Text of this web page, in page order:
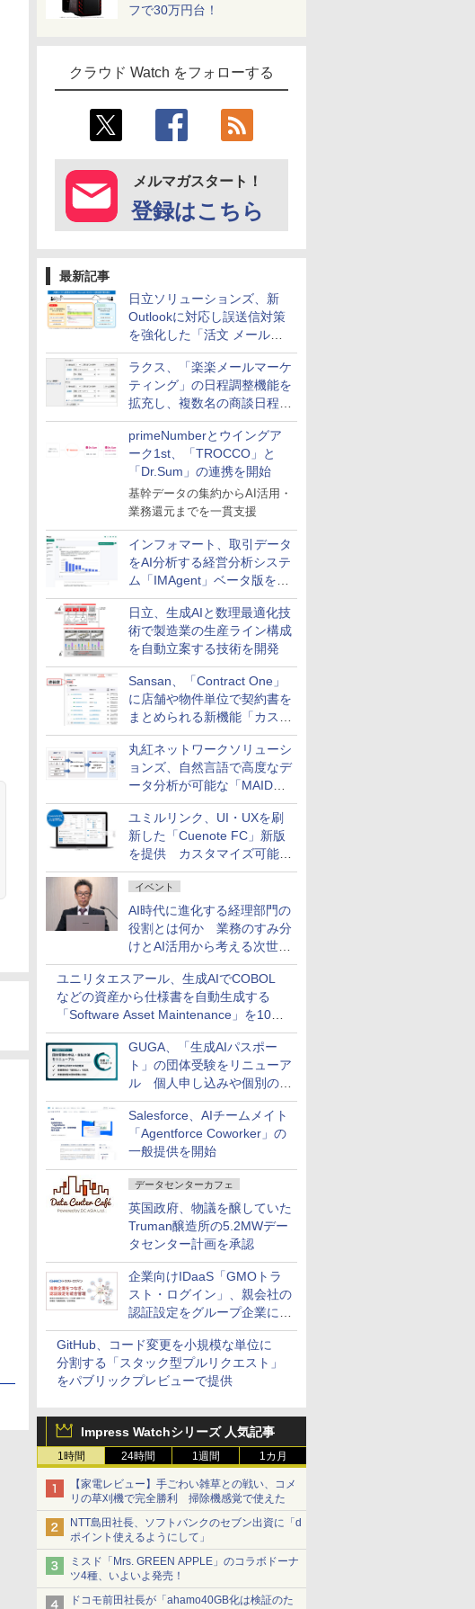
フで30万円台！
クラウド Watch をフォローする
メルマガスタート！
登録はこちら
最新記事
日立ソリューションズ、新
Outlookに対応し誤送信対策
を強化した「活文 メール誤
送信防止アドインサービス」
を提供
ラクス、「楽楽メールマーケ
ティング」の日程調整機能を
拡充し、複数名の商談日程調
整を効率化
primeNumberとウイングア
ーク1st、「TROCCO」と
「Dr.Sum」の連携を開始
基幹データの集約からAI活用・
業務還元までを一貫支援
インフォマート、取引データ
をAI分析する経営分析システ
ム「IMAgent」ベータ版を提
供
日立、生成AIと数理最適化技
術で製造業の生産ライン構成
を自動立案する技術を開発
Sansan、「Contract One」
に店舗や物件単位で契約書を
まとめられる新機能「カスタ
ム契約ツリー」を追加
丸紅ネットワークソリューシ
ョンズ、自然言語で高度なデ
ータ分析が可能な「MAIDOA
AI ASSIST」を9月より提供
ユミルリンク、UI・UXを刷
新した「Cuenote FC」新版
を提供 カスタマイズ可能な
ダッシュボード画面を搭載
イベント
AI時代に進化する経理部門の
役割とは何か 業務のすみ分
けとAI活用から考える次世代
ファイナンス戦略
ユニリタエスアール、生成AIでCOBOL
などの資産から仕様書を自動生成する
「Software Asset Maintenance」を10月
に発売
GUGA、「生成AIパスポー
ト」の団体受験をリニューア
ル 個人申し込みや個別の支
払いなどに対応
Salesforce、AIチームメイト
「Agentforce Coworker」の
一般提供を開始
データセンターカフェ
英国政府、物議を醸していた
Truman醸造所の5.2MWデー
タセンター計画を承認
企業向けIDaaS「GMOトラ
スト・ログイン」、親会社の
認証設定をグループ企業に展
開できる新機能を提供
GitHub、コード変更を小規模な単位に
分割する「スタック型プルリクエスト」
をパブリックプレビューで提供
Impress Watchシリーズ 人気記事
1時間 24時間 1週間 1カ月
【家電レビュー】手ごわい雑草との戦い、コメ
リの草刈機で完全勝利 掃除機感覚で使えた
NTT島田社長、ソフトバンクのセブン出資に「d
ポイント使えるようにして」
ミスド「Mrs. GREEN APPLE」のコラボドーナ
ツ4種、いよいよ発売！
ドコモ前田社長が「ahamo40GB化は検証のた